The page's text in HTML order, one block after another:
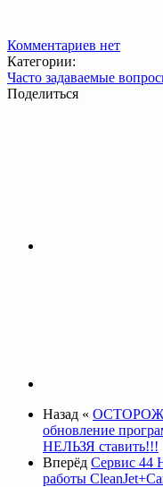
Комментариев нет
Категории:
Часто задаваемые
Поделиться
Назад «
обновление
НЕЛЬЗЯ ставить!!!
Вперёд Сервис 44
работы